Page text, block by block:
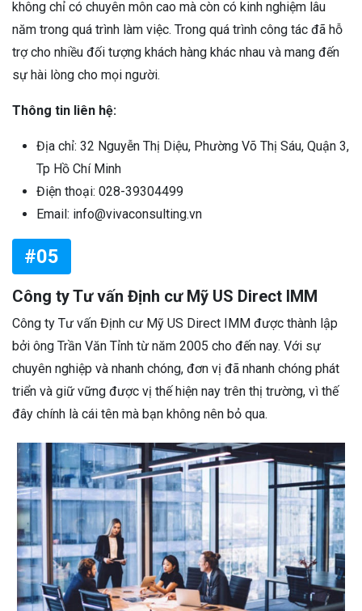
không chỉ có chuyên môn cao mà còn có kinh nghiệm lâu
năm trong quá trình làm việc. Trong quá trình công tác đã hỗ
trợ cho nhiều đối tượng khách hàng khác nhau và mang đến
sự hài lòng cho mọi người.
Thông tin liên hệ:
Địa chỉ: 32 Nguyễn Thị Diệu, Phường Võ Thị Sáu, Quận 3,
Tp Hồ Chí Minh
Điện thoại: 028-39304499
Email: info@vivaconsulting.vn
#05
Công ty Tư vấn Định cư Mỹ US Direct IMM
Công ty Tư vấn Định cư Mỹ US Direct IMM được thành lập
bởi ông Trần Văn Tỉnh từ năm 2005 cho đến nay. Với sự
chuyên nghiệp và nhanh chóng, đơn vị đã nhanh chóng phát
triển và giữ vững được vị thế hiện nay trên thị trường, vì thế
đây chính là cái tên mà bạn không nên bỏ qua.